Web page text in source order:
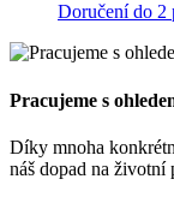
Doručení do 2
Pracujeme s
Díky mnoha
náš dopad na životní